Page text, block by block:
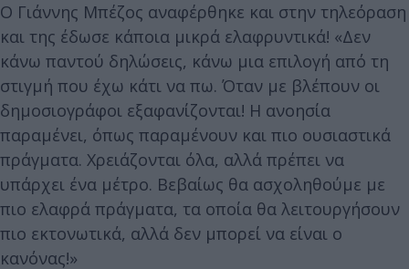
Ο Γιάννης Μπέζος αναφέρθηκε και στην τηλεόραση
και της έδωσε κάποια μικρά ελαφρυντικά! «Δεν
κάνω παντού δηλώσεις, κάνω μια επιλογή από τη
στιγμή που έχω κάτι να πω. Όταν με βλέπουν οι
δημοσιογράφοι εξαφανίζονται! Η ανοησία
παραμένει, όπως παραμένουν και πιο ουσιαστικά
πράγματα. Χρειάζονται όλα, αλλά πρέπει να
υπάρχει ένα μέτρο. Βεβαίως θα ασχοληθούμε με
πιο ελαφρά πράγματα, τα οποία θα λειτουργήσουν
πιο εκτονωτικά, αλλά δεν μπορεί να είναι ο
κανόνας!»